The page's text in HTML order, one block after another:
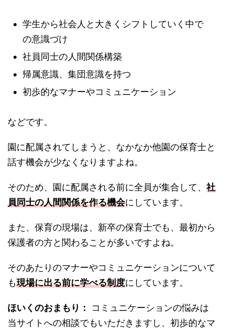
学生から社会人と大きくシフトしていく中で
の意識づけ
社員同士の人間関係構築
帰属意識、集団意識を持つ
初歩的なマナーやコミュニケーション
などです。
園に配属されてしまうと、なかなか他園の保育士と
話す機会が少なくなりますよね。
そのため、園に配属される前に全員が集合して、 社
員同士の人間関係を作る機会にしています。
また、保育の現場は、新卒の保育士でも、最初から
保護者の方と関わることが多いですよね。
そのあたりのマナーやコミュニケーションについて
も現場に出る前に学べる制度にしています。
ほいくのおまもり：
コミュニケーションの悩みは
当サイトへの相談でもいただきますし、初歩的なマ